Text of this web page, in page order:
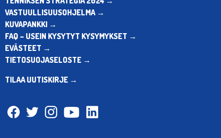
VASTUULLISUUSOHJELMA →
KUVAPANKKI →
FAQ – USEIN KYSYTYT KYSYMYKSET →
EVÄSTEET →
TIETOSUOJASELOSTE →
TILAA UUTISKIRJE →